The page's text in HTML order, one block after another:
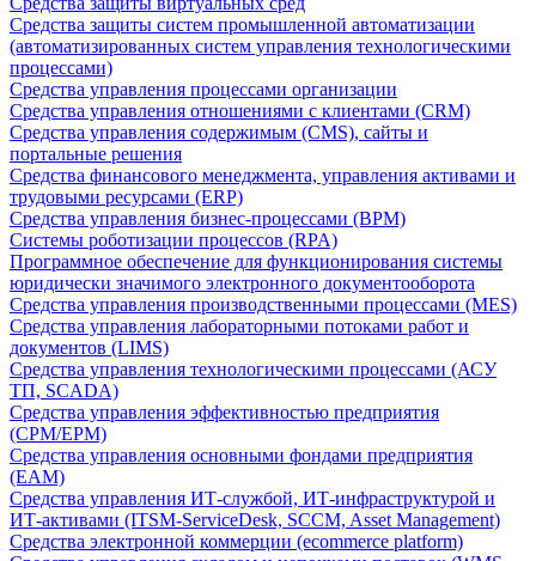
Средства защиты систем промышленной автоматизации
(автоматизированных систем управления технологическими
процессами)
Средства управления процессами организации
Средства управления отношениями с клиентами (CRM)
Средства управления содержимым (CMS), сайты и
портальные решения
Средства финансового менеджмента, управления активами и
трудовыми ресурсами (ERP)
Средства управления бизнес-процессами (BPM)
Системы роботизации процессов (RPA)
Программное обеспечение для функционирования системы
юридически значимого электронного документооборота
Средства управления производственными процессами (MES)
Средства управления лабораторными потоками работ и
документов (LIMS)
Средства управления технологическими процессами (АСУ
ТП, SCADA)
Средства управления эффективностью предприятия
(CPM/EPM)
Средства управления основными фондами предприятия
(EAM)
Средства управления ИТ-службой, ИТ-инфраструктурой и
ИТ-активами (ITSM-ServiceDesk, SCCM, Asset Management)
Средства электронной коммерции (ecommerce platform)